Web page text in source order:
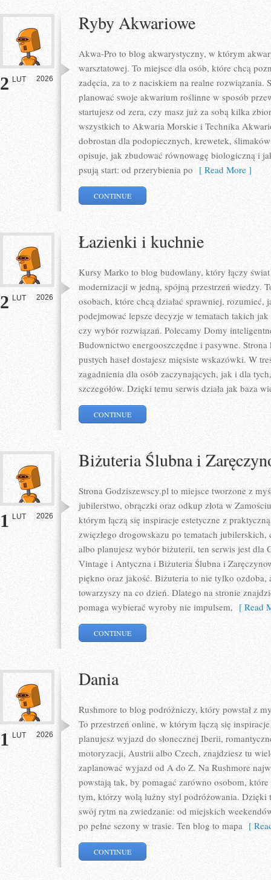
2 LUT 2026
Ryby Akwariowe
Akwa-Pro to blog akwarystyczny, w którym
warsztatowej. To miejsce dla osób, które chcą
zadęcia, za to z naciskiem na realne rozwiązania.
planować swoje akwarium roślinne w sposób
startujesz od zera, czy masz już za sobą kilka
wszystkich to Akwaria Morskie i Technika
dobrostan dla podopiecznych, krewetek,
opisuje, jak zbudować równowagę biologiczną i
psują start: od przerybienia po [ Read More ]
CONTINUE
2 LUT 2026
Łazienki i kuchnie
Kursy Marko to blog budowlany, który łączy
modernizacji w jedną, spójną przestrzeń wiedzy.
osobach, które chcą działać sprawniej,
podejmować lepsze decyzje w tematach takich
czy wybór rozwiązań. Polecamy Domy
Budownictwo energooszczędne i pasywne.
pustych haseł dostajesz mięsiste wskazówki. W
zagadnienia dla osób zaczynających, jak i dla
szczegółów. Dzięki temu serwis działa jak baza
CONTINUE
1 LUT 2026
Biżuteria Ślubna i
Strona Godziszewscy.pl to miejsce tworzone z
jubilerstwo, obrączki oraz odkup złota w
którym łączą się inspiracje estetyczne z
zwięzłego drogowskazu po tematach
albo planujesz wybór biżuterii, ten serwis jest dla
Vintage i Antyczna i Biżuteria Ślubna i
piękno oraz jakość. Biżuteria to nie tylko ozdoba,
towarzyszy na co dzień. Dlatego na stronie
pomaga wybierać wyroby nie impulsem, [ Read
CONTINUE
1 LUT 2026
Dania
Rushmore to blog podróżniczy, który powstał z
To przestrzeń online, w którym łączą się
planujesz wyjazd do słonecznej Iberii,
motoryzacji, Austrii albo Czech, znajdziesz tu
zaplanować wyjazd od A do Z. Na Rushmore
powstają tak, by pomagać zarówno osobom,
tym, którzy wolą luźny styl podróżowania. Dzięki
swój rytm na zwiedzanie: od miejskich
po pełne sezony w trasie. Ten blog to mapa [
CONTINUE